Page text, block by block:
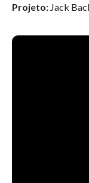
Projeto: Jack